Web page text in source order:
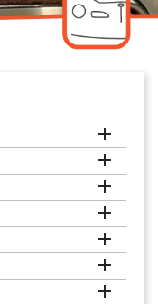






